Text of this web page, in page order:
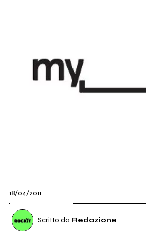
18/04/2011
Scritto da Redazione